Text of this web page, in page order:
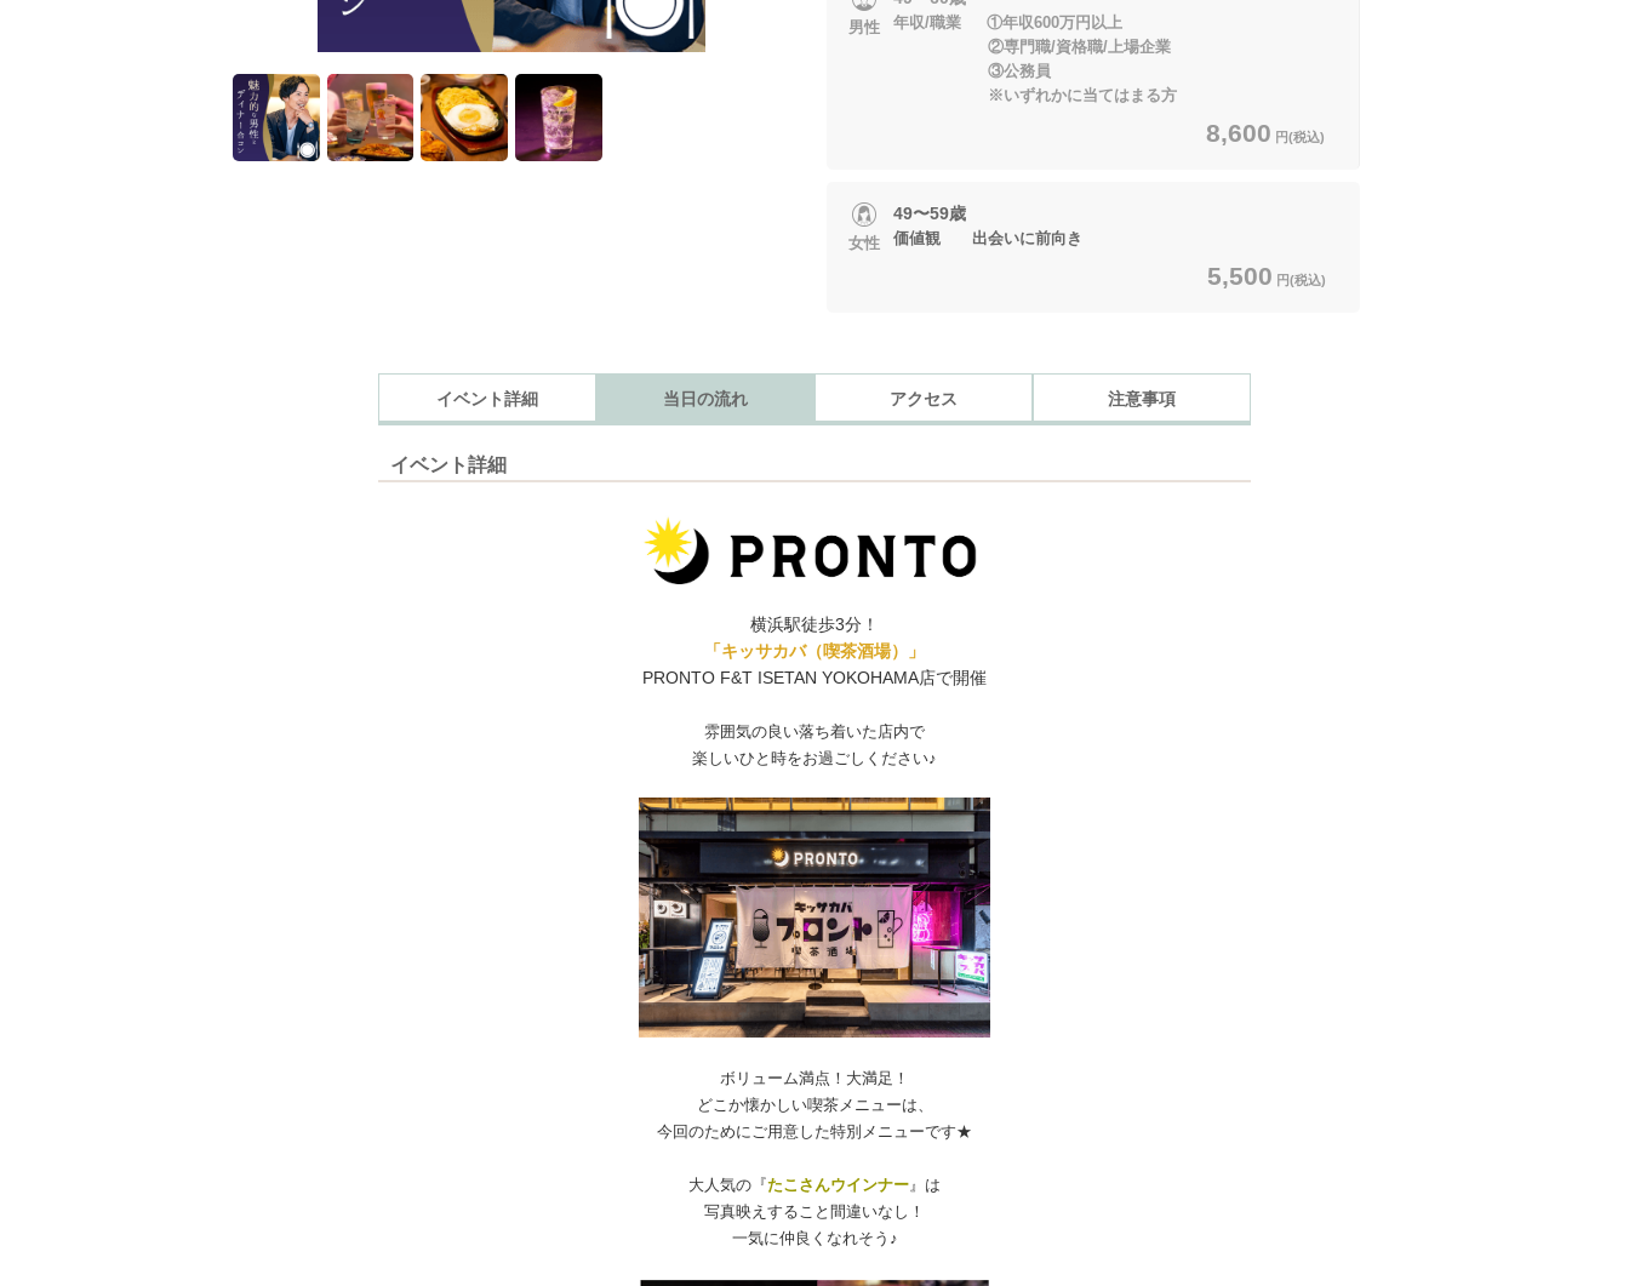
男性
年収/職業 ①年収600万円以上
②専門職/資格職/上場企業
③公務員
※いずれかに当てはまる方
8,600 円(税込)
女性
49〜59歳
価値観 出会いに前向き
5,500 円(税込)
イベント詳細 当日の流れ アクセス 注意事項
イベント詳細
横浜駅徒歩3分！
「キッサカバ（喫茶酒場）」
PRONTO F&T ISETAN YOKOHAMA店で開催
雰囲気の良い落ち着いた店内で
楽しいひと時をお過ごしください♪
ボリューム満点！大満足！
どこか懐かしい喫茶メニューは、
今回のためにご用意した特別メニューです★
大人気の『たこさんウインナー』は
写真映えすること間違いなし！
一気に仲良くなれそう♪